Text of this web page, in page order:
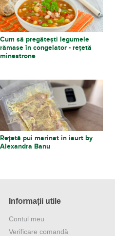
Cum să pregătești legumele
rămase în congelator - rețetă
minestrone
Rețetă pui marinat in iaurt by
Alexandra Banu
Informații utile
Contul meu
Verificare comandă